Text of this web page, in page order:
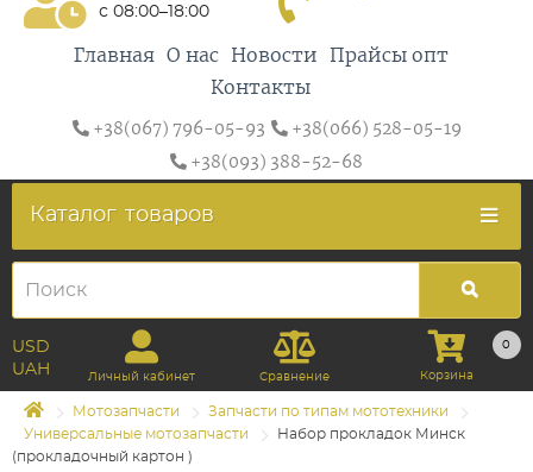
с 08:00–18:00
Главная О нас Новости
Прайсы опт
Контакты
+38(067) 796-05-93
+38(066) 528-05-19
+38(093) 388-52-68
Каталог товаров
USD
UAH
Личный кабинет Сравнение
0
Корзина
Мотозапчасти
Запчасти по типам мототехники
Универсальные мотозапчасти
Набор прокладок Минск
(прокладочный картон )